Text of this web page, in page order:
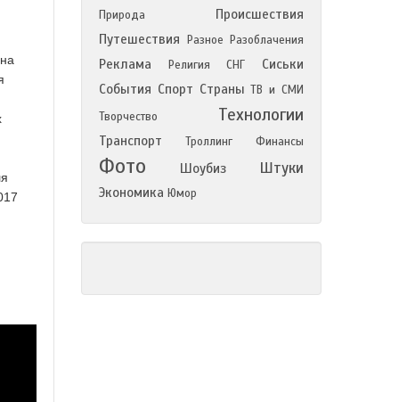
Природа
Происшествия
Путешествия
Разное Разоблачения
Реклама Религия СНГ
Сиськи
События Спорт Страны ТВ и СМИ
Творчество
Технологии
Транспорт Троллинг Финансы
Фото Шоубиз Штуки
Экономика Юмор